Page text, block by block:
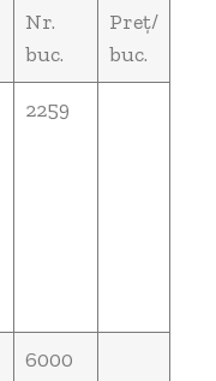
Nr.
buc.
Preț/
buc.
2259
6000